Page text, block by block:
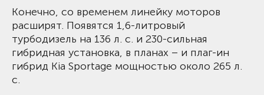
Конечно, со временем линейку моторов
расширят. Появятся 1,6-литровый
турбодизель на 136 л. с. и 230-сильная
гибридная установка, в планах – и плаг-ин
гибрид Kia Sportage мощностью около 265 л.
с.